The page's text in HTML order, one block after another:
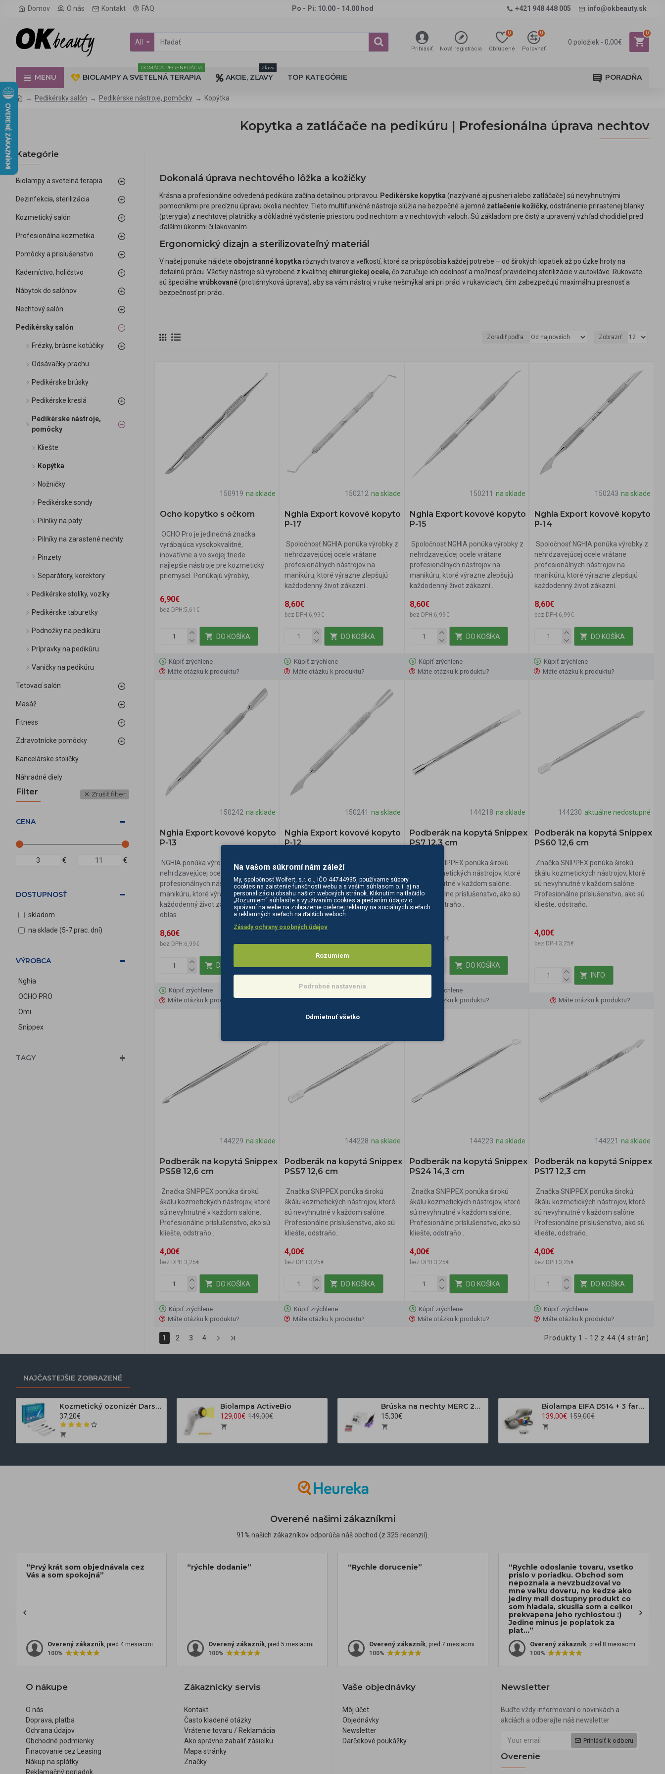
Domov O nás Kontakt FAQ Po - Pi: 10.00 - 14.00 hod +421 948 448 005 info@okbeauty.sk
All
Prihlásiť Nová registrácia Obľúbené
0
Porovnať
0
0 položiek - 0,00€
0
MENU BIOLAMPY A SVETELNÁ TERAPIA
DOMÁCA REGENERÁCIA
AKCIE, ZĽAVY
Zľavy
TOP KATEGÓRIE PORADŇA
Pedikérsky salón Pedikérske nástroje, pomôcky Kopýtka
Kopytka a zatláčače na pedikúru | Profesionálna úprava nechtov
Kategórie
Biolampy a svetelná terapia
Dezinfekcia, sterilizácia
Kozmetický salón
Profesionálna kozmetika
Pomôcky a prislušenstvo
Kaderníctvo, holičstvo
Nábytok do salónov
Nechtový salón
Pedikérsky salón
Frézky, brúsne kotúčiky
Odsávačky prachu
Pedikérske brúsky
Pedikérske kreslá
Pedikérske nástroje,
pomôcky
Kliešte
Kopýtka
Nožničky
Pedikérske sondy
Pilníky na päty
Pilníky na zarastené nechty
Pinzety
Separátory, korektory
Pedikérske stolíky, vozíky
Pedikérske taburetky
Podnožky na pedikúru
Prípravky na pedikúru
Vaničky na pedikúru
Tetovací salón
Masáž
Fitness
Zdravotnícke pomôcky
Kancelárske stoličky
Náhradné diely
Filter Zrušiť filter
CENA
€ €
VÝROBCA
Nghia
OCHO PRO
Omi
Snippex
TAGY
DOSTUPNOSŤ
skladom
na sklade (5-7 prac. dní)
Dokonalá úprava nechtového lôžka a kožičky
Krásna a profesionálne odvedená pedikúra začína detailnou prípravou. Pedikérske kopytka (nazývané aj pusheri alebo zatláčače) sú nevyhnutnými
pomocníkmi pre precíznu úpravu okolia nechtov. Tieto multifunkčné nástroje slúžia na bezpečné a jemné zatlačenie kožičky, odstránenie prirastenej blanky
(pterygia) z nechtovej platničky a dôkladné vyčistenie priestoru pod nechtom a v nechtových valoch. Sú základom pre čistý a upravený vzhľad chodidiel pred
ďalšími úkonmi či lakovaním.
Ergonomický dizajn a sterilizovateľný materiál
V našej ponuke nájdete obojstranné kopytka rôznych tvarov a veľkostí, ktoré sa prispôsobia každej potrebe – od širokých lopatiek až po úzke hroty na
detailnú prácu. Všetky nástroje sú vyrobené z kvalitnej chirurgickej ocele, čo zaručuje ich odolnosť a možnosť pravidelnej sterilizácie v autokláve. Rukoväte
sú špeciálne vrúbkované(protišmyková úprava), aby sa vám nástroj v ruke nešmýkal ani pri práci v rukaviciach, čím zabezpečujú maximálnu presnosť a
bezpečnosť pri práci.
Zoradiť podľa: Zobraziť:
150919 na sklade
Ocho kopytko s očkom
OCHO Pro je jedinečná značka
vyrábajúca vysokokvalitné,
inovatívne a vo svojej triede
najlepšie nástroje pre kozmetický
priemysel. Ponúkajú výrobky, ..
6,90€
bez DPH:5,61€
DO KOŠÍKA
Kúpiť zrýchlene
Máte otázku k produktu?
150212 na sklade
Nghia Export kovové kopyto
P-17
Spoločnosť NGHIA ponúka výrobky z
nehrdzavejúcej ocele vrátane
profesionálnych nástrojov na
manikúru, ktoré výrazne zlepšujú
každodenný život zákazní..
8,60€
bez DPH:6,99€
DO KOŠÍKA
Kúpiť zrýchlene
Máte otázku k produktu?
150211 na sklade
Nghia Export kovové kopyto
P-15
Spoločnosť NGHIA ponúka výrobky z
nehrdzavejúcej ocele vrátane
profesionálnych nástrojov na
manikúru, ktoré výrazne zlepšujú
každodenný život zákazní..
8,60€
bez DPH:6,99€
DO KOŠÍKA
Kúpiť zrýchlene
Máte otázku k produktu?
150243 na sklade
Nghia Export kovové kopyto
P-14
Spoločnosť NGHIA ponúka výrobky z
nehrdzavejúcej ocele vrátane
profesionálnych nástrojov na
manikúru, ktoré výrazne zlepšujú
každodenný život zákazní..
8,60€
bez DPH:6,99€
DO KOŠÍKA
Kúpiť zrýchlene
Máte otázku k produktu?
150242 na sklade
Nghia Export kovové kopyto
P-13
NGHIA ponúka výrobky z
nehrdzavejúcej ocele vrátane
profesionálnych nástrojov na
manikúru, ktoré výrazne zlepšujú
každodenný život zákazníkov v
oblas..
8,60€
bez DPH:6,99€
DO KOŠÍKA
Kúpiť zrýchlene
Máte otázku k produktu?
150241 na sklade
Nghia Export kovové kopyto
P-12
Spoločnosť NGHIA ponúka výrobky z
profesionálnych nástrojov na
manikúru, ktoré výrazne zlepšujú
každodenný život zákazní..
8,60€
DO KOŠÍKA
Kúpiť zrýchlene
Máte otázku k produktu?
144218 na sklade
Podberák na kopytá Snippex
PS7 12,3 cm
Značka SNIPPEX ponúka širokú
škálu kozmetických nástrojov, ktoré
sú nevyhnutné v každom salóne.
Profesionálne príslušenstvo, ako sú
kliešte, odstraňo..
bez DPH:3,25€
DO KOŠÍKA
Kúpiť zrýchlene
Máte otázku k produktu?
144230 aktuálne nedostupné
Podberák na kopytá Snippex
PS60 12,6 cm
Značka SNIPPEX ponúka širokú
škálu kozmetických nástrojov, ktoré
sú nevyhnutné v každom salóne.
Profesionálne príslušenstvo, ako sú
kliešte, odstraňo..
4,00€
bez DPH:3,25€
INFO
Máte otázku k produktu?
144229 na sklade
Podberák na kopytá Snippex
PS58 12,6 cm
Značka SNIPPEX ponúka širokú
škálu kozmetických nástrojov, ktoré
sú nevyhnutné v každom salóne.
Profesionálne príslušenstvo, ako sú
kliešte, odstraňo..
4,00€
bez DPH:3,25€
DO KOŠÍKA
Kúpiť zrýchlene
Máte otázku k produktu?
144228 na sklade
Podberák na kopytá Snippex
PS57 12,6 cm
Značka SNIPPEX ponúka širokú
škálu kozmetických nástrojov, ktoré
sú nevyhnutné v každom salóne.
Profesionálne príslušenstvo, ako sú
kliešte, odstraňo..
4,00€
bez DPH:3,25€
DO KOŠÍKA
Kúpiť zrýchlene
Máte otázku k produktu?
144223 na sklade
Podberák na kopytá Snippex
PS24 14,3 cm
Značka SNIPPEX ponúka širokú
škálu kozmetických nástrojov, ktoré
sú nevyhnutné v každom salóne.
Profesionálne príslušenstvo, ako sú
kliešte, odstraňo..
4,00€
bez DPH:3,25€
DO KOŠÍKA
Kúpiť zrýchlene
Máte otázku k produktu?
144221 na sklade
Podberák na kopytá Snippex
PS17 12,3 cm
Značka SNIPPEX ponúka širokú
škálu kozmetických nástrojov, ktoré
sú nevyhnutné v každom salóne.
Profesionálne príslušenstvo, ako sú
kliešte, odstraňo..
4,00€
bez DPH:3,25€
DO KOŠÍKA
Kúpiť zrýchlene
Máte otázku k produktu?
1 2 3 4 Produkty 1 - 12 z 44 (4 strán)
NAJČASTEJŠIE ZOBRAZENÉ
Kozmetický ozonizér Darsonval LZ-006A
37,20€
Biolampa ActiveBio
129,00€ 149,00€
Brúska na nechty MERC 2000 biela + sada frézok zdarma
15,30€
Biolampa EIFA D514 + 3 farebné filtre
139,00€ 159,00€
Overené našimi zákazníkmi
91% našich zákazníkov odporúča náš obchod (z 325 recenzií).
“Prvý krát som objednávala cez
Vás a som spokojná”
Overený zákazník, pred 4 mesiacmi
100%
“rýchle dodanie”
Overený zákazník, pred 5 mesiacmi
100%
“Rychle dorucenie”
Overený zákazník, pred 7 mesiacmi
100%
“Rychle odoslanie tovaru, vsetko
prislo v poriadku. Obchod som
nepoznala a nevzbudzoval vo
mne velku doveru, no kedze ako
jediny mali dostupny produkt co
som hladala, skusila som a celkom
prekvapena jeho rychlostou :)
Jedine minus je poplatok za
plat...”
Overený zákazník, pred 8 mesiacmi
100%
O nákupe
O nás
Doprava, platba
Ochrana údajov
Obchodné podmienky
Finacovanie cez Leasing
Nákup na splátky
Reklamačný poriadok
Zákaznícky servis
Kontakt
Často kladené otázky
Vrátenie tovaru / Reklamácia
Ako správne zabaliť zásielku
Mapa stránky
Značky
Vaše objednávky
Môj účet
Objednávky
Newsletter
Darčekové poukážky
Newsletter
Buďte vždy informovaní o novinkách a
akciách a odberajte náš newsletter
Prihlásiť k odberu
Overenie
Na vašom súkromí nám záleží
My, spoločnosť Wolfert, s.r..o.., IČO 44744935, používame súbory
cookies na zaistenie funkčnosti webu a s vaším súhlasom o. i. aj na
personalizáciu obsahu našich webových stránok. Kliknutím na tlačidlo
„Rozumiem“ súhlasíte s využívaním cookies a predaním údajov o
správaní na webe na zobrazenie cielenej reklamy na sociálnych sieťach
a reklamných sieťach na ďalších weboch.
Zásady ochrany osobných údajov
Rozumiem
Podrobné nastavenia
Odmietnuť všetko